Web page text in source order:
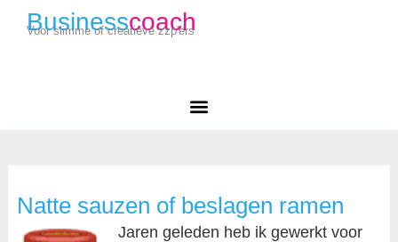
Businesscoach
Voor slimme of creatieve zzp'ers
Natte sauzen of beslagen ramen
Jaren geleden heb ik gewerkt voor